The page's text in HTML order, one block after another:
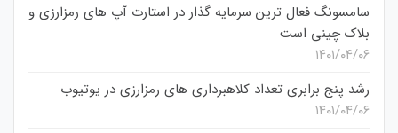
سامسونگ فعال‌ ترین سرمایه‌ گذار در استارت‌ آپ‌ های رمزارزی و
بلاک چینی است
۱۴۰۱/۰۴/۰۶
رشد پنج برابری تعداد کلاهبرداری های رمزارزی در یوتیوب
۱۴۰۱/۰۴/۰۶